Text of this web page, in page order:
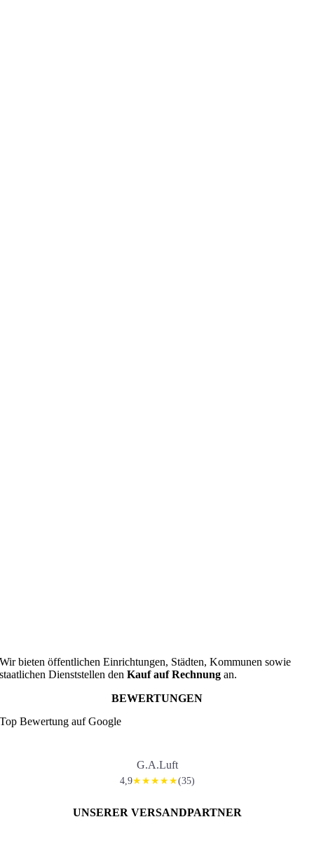
Wir bieten öffentlichen Einrichtungen, Städten, Kommunen sowie
staatlichen Dienststellen denKauf auf Rechnung an.
BEWERTUNGEN
Top Bewertung auf Google
G.A.Luft
4,9★★★★★(35)
UNSERER VERSANDPARTNER